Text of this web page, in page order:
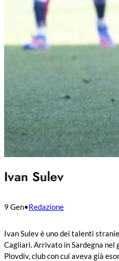
Ivan Sulev
9 Gen•Redazione
Ivan Sulev è uno dei talenti
Cagliari. Arrivato in Sardegna nel
Plovdiv, club con cui aveva già